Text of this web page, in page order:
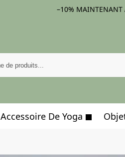
–10% MAINTENANT
Accessoire De Yoga